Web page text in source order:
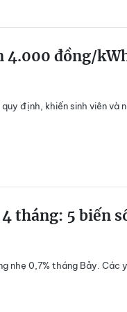
4.000 đồng/
định, khiến sinh viên và
tháng: 5 biến
nhẹ 0,7% tháng Bảy. Các